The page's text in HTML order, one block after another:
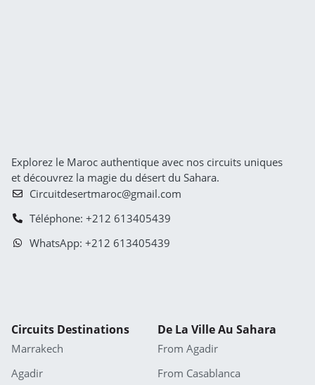
Explorez le Maroc authentique avec nos circuits uniques
et découvrez la magie du désert du Sahara.
Circuitdesertmaroc@gmail.com
Téléphone: +212 613405439
WhatsApp: +212 613405439
Circuits Destinations
Marrakech
Agadir
De La Ville Au Sahara
From Agadir
From Casablanca